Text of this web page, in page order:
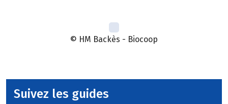
© HM Backès - Biocoop
Suivez les guides